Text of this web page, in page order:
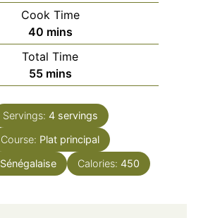
Cook Time
40minutes
mins
Total Time
55minutes
mins
Servings: 4 servings
Course: Plat principal
Sénégalaise Calories: 450